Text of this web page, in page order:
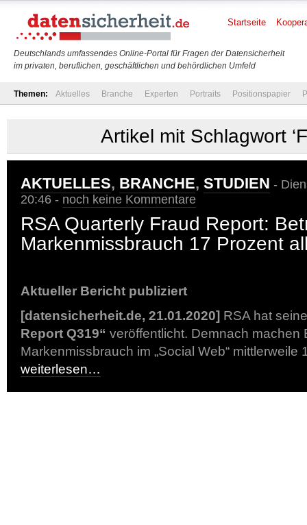
Deutschlands umfassendes Online-Portal für Fragen der Datensicherheit
im privaten, beruflichen, geschäftlichen und behördlichen Umfeld
Startseite
Themen: Aktuelles Branche Experten Portraits Positionspapier
Artikel mit Schlagwort
AKTUELLES, BRANCHE, STUDIEN -
20:46 - noch keine Kommentare
RSA Quarterly Fraud Report:
Markenmissbrauch 17 Prozent
Aktueller Bericht publiziert
[datensicherheit.de, 21.01.2020] RSA hat
Report Q319“ veröffentlicht. Demnach machen
Markenmissbrauch im „Social Web“ mittlerweile
weiterlesen…